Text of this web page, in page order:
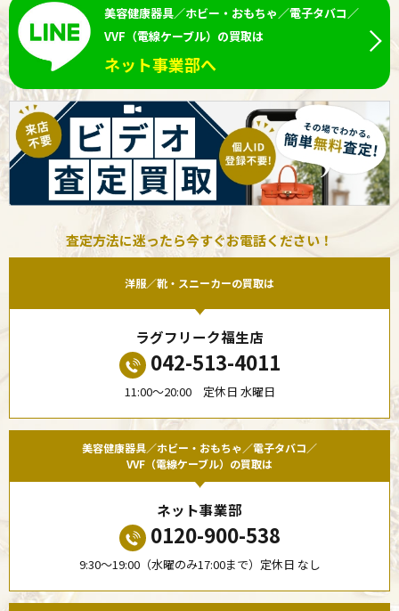
美容健康器具／ホビー・おもちゃ／電子タバコ／
VVF（電線ケーブル）の買取は
ネット事業部へ
査定方法に迷ったら今すぐお電話ください！
洋服／靴・スニーカーの買取は
ラグフリーク福生店
042-513-4011
11:00〜20:00 定休日 水曜日
美容健康器具／ホビー・おもちゃ／電子タバコ／
VVF（電線ケーブル）の買取は
ネット事業部
0120-900-538
9:30〜19:00（水曜のみ17:00まで）定休日 なし